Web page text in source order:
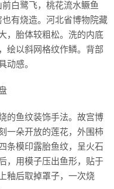
白鹭飞，桃花流水鳜鱼
有烧造。河北省博物院藏
，胎体较粗松。洗的内底
绘以斜网格纹作鳞。背部
动感。
的鱼纹装饰手法。故宫博
一朵开放的莲花，外围柿
条模印露胎鱼纹，呈火石
，用模子压出鱼形，贴于
釉后取掉罩子，一次烧